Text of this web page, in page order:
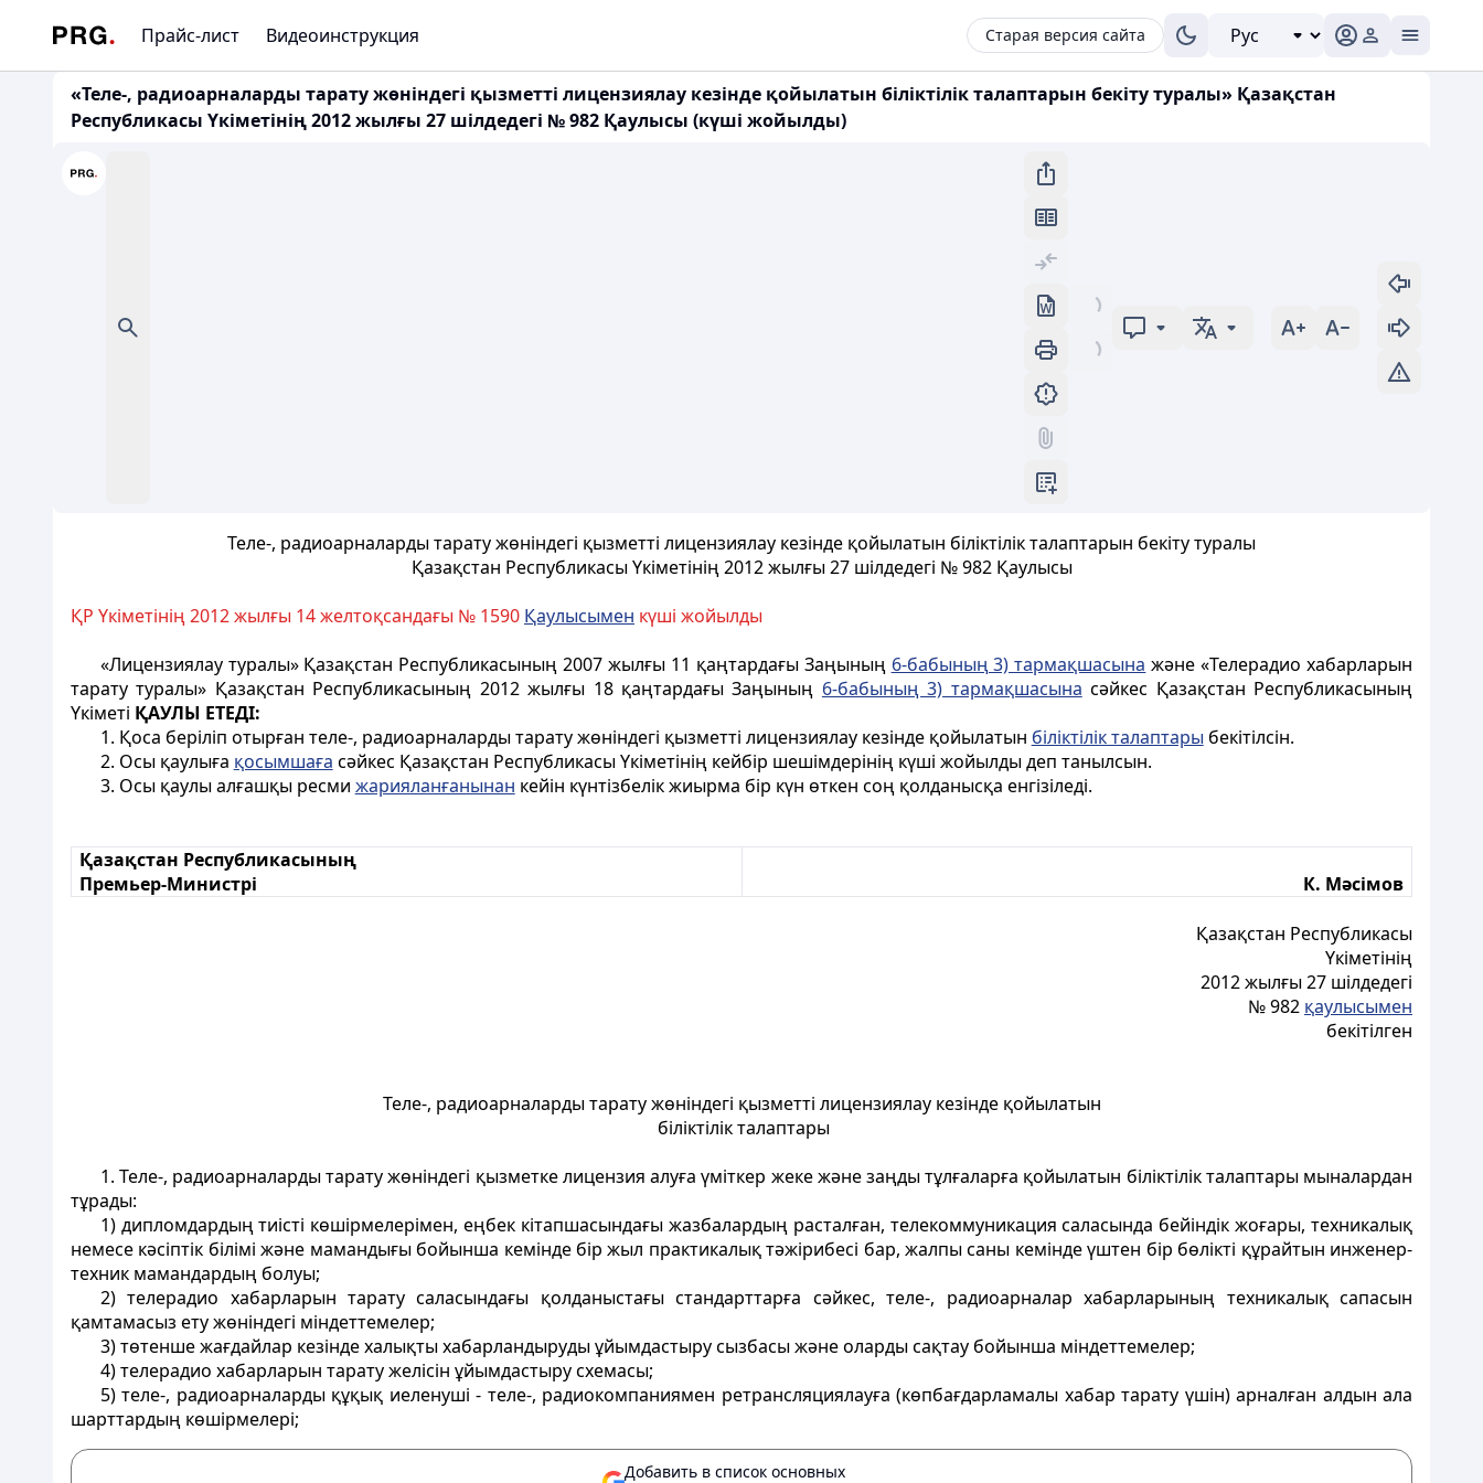
Прайс-лист Видеоинструкция Старая версия сайта
«Теле-, радиоарналарды тарату жөніндегі қызметті лицензиялау кезінде қойылатын біліктілік талаптарын бекіту туралы» Қазақстан
Республикасы Үкіметінің 2012 жылғы 27 шілдедегі № 982 Қаулысы (күші жойылды)
Теле-, радиоарналарды тарату жөніндегі қызметті лицензиялау кезінде қойылатын біліктілік талаптарын бекіту туралы
Қазақстан Республикасы Үкіметінің 2012 жылғы 27 шілдедегі № 982 Қаулысы
ҚР Үкіметінің 2012 жылғы 14 желтоқсандағы № 1590 Қаулысымен күші жойылды
«Лицензиялау туралы» Қазақстан Республикасының 2007 жылғы 11 қаңтардағы Заңының 6-бабының 3) тармақшасына және «Телерадио хабарларын
тарату туралы» Қазақстан Республикасының 2012 жылғы 18 қаңтардағы Заңының 6-бабының 3) тармақшасына сәйкес Қазақстан Республикасының
Үкіметі ҚАУЛЫ ЕТЕДІ:
1. Қоса беріліп отырған теле-, радиоарналарды тарату жөніндегі қызметті лицензиялау кезінде қойылатын біліктілік талаптары бекітілсін.
2. Осы қаулыға қосымшаға сәйкес Қазақстан Республикасы Үкіметінің кейбір шешімдерінің күші жойылды деп танылсын.
3. Осы қаулы алғашқы ресми жарияланғанынан кейін күнтізбелік жиырма бір күн өткен соң қолданысқа енгізіледі.
Қазақстан Республикасының
Премьер-Министрі
К. Мәсімов
Қазақстан Республикасы
Үкіметінің
2012 жылғы 27 шілдедегі
№ 982 қаулысымен
бекітілген
Теле-, радиоарналарды тарату жөніндегі қызметті лицензиялау кезінде қойылатын
біліктілік талаптары
1. Теле-, радиоарналарды тарату жөніндегі қызметке лицензия алуға үміткер жеке және заңды тұлғаларға қойылатын біліктілік талаптары мыналардан
тұрады:
1) дипломдардың тиісті көшірмелерімен, еңбек кітапшасындағы жазбалардың расталған, телекоммуникация саласында бейіндік жоғары, техникалық
немесе кәсіптік білімі және мамандығы бойынша кемінде бір жыл практикалық тәжірибесі бар, жалпы саны кемінде үштен бір бөлікті құрайтын инженер-
техник мамандардың болуы;
2) телерадио хабарларын тарату саласындағы қолданыстағы стандарттарға сәйкес, теле-, радиоарналар хабарларының техникалық сапасын
қамтамасыз ету жөніндегі міндеттемелер;
3) төтенше жағдайлар кезінде халықты хабарландыруды ұйымдастыру сызбасы және оларды сақтау бойынша міндеттемелер;
4) телерадио хабарларын тарату желісін ұйымдастыру схемасы;
5) теле-, радиоарналарды құқық иеленуші - теле-, радиокомпаниямен ретрансляциялауға (көпбағдарламалы хабар тарату үшін) арналған алдын ала
шарттардың көшірмелері;
Добавить в список основных